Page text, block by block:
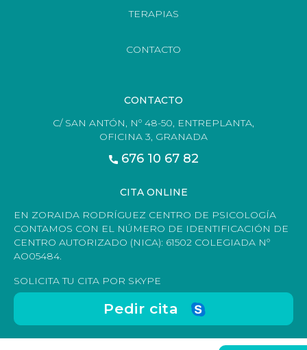
TERAPIAS
CONTACTO
CONTACTO
C/ SAN ANTÓN, Nº 48-50, ENTREPLANTA,
OFICINA 3, GRANADA
676 10 67 82
CITA ONLINE
EN ZORAIDA RODRÍGUEZ CENTRO DE PSICOLOGÍA
CONTAMOS CON EL NÚMERO DE IDENTIFICACIÓN DE
CENTRO AUTORIZADO (NICA): 61502 COLEGIADA Nº
AO05484.
SOLICITA TU CITA POR SKYPE
Pedir cita